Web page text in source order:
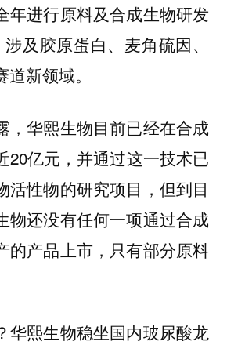
年进行原料及合成生物研发
及胶原蛋白、麦角硫因、
新领域。
，华熙生物目前已经在合成
20亿元，并通过这一技术已
活性物的研究项目，但到目
物还没有任何一项通过合成
的产品上市，只有部分原料
华熙生物稳坐国内玻尿酸龙